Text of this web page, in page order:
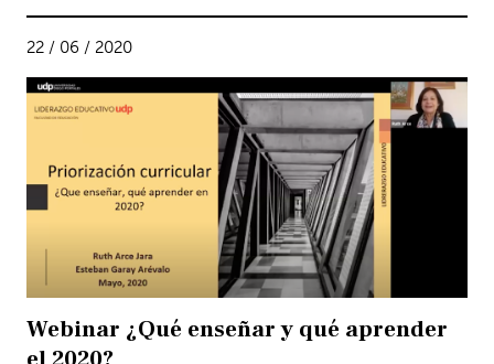
22 / 06 / 2020
Webinar ¿Qué enseñar y qué aprender